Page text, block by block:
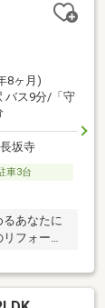
8ヶ月)
バス9分/「守
坂寺
車3台
あなたに
フォーム
り、この
の生活も！